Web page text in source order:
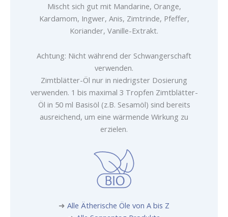
Mischt sich gut mit Mandarine, Orange,
Kardamom, Ingwer, Anis, Zimtrinde, Pfeffer,
Koriander, Vanille-Extrakt.
Achtung: Nicht während der Schwangerschaft
verwenden.
Zimtblätter-Öl nur in niedrigster Dosierung
verwenden. 1 bis maximal 3 Tropfen Zimtblätter-
Öl in 50 ml Basisöl (z.B. Sesamöl) sind bereits
ausreichend, um eine wärmende Wirkung zu
erzielen.
➜ Alle Ätherische Öle von A bis Z